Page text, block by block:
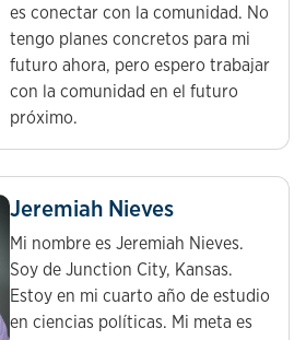
es conectar con la comunidad. No
tengo planes concretos para mi
futuro ahora, pero espero trabajar
con la comunidad en el futuro
próximo.
Jeremiah Nieves
Mi nombre es Jeremiah Nieves.
Soy de Junction City, Kansas.
Estoy en mi cuarto año de estudio
en ciencias políticas. Mi meta es